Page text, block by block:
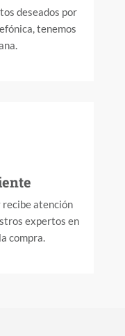
deseados por
tenemos
recibe atención
expertos en
compra.